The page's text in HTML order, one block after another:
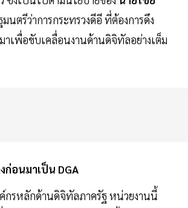
มนตรีว่าการกระทรวงดีอี ที่ต้องการดึง
เพื่อขับเคลื่อนงานด้านดิจิทัลอย่างเต็ม
ก่อนมาเป็น DGA
กรหลักด้านดิจิทัลภาครัฐ หน่วยงานนี้